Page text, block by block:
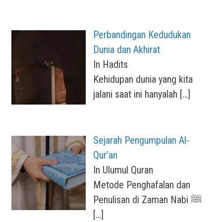
Perbandingan Kedudukan
Dunia dan Akhirat
In Hadits
Kehidupan dunia yang kita
jalani saat ini hanyalah […]
Sejarah Pengumpulan Al-
Qur’an
In Ulumul Quran
Metode Penghafalan dan
Penulisan di Zaman Nabi ﷺ
[…]